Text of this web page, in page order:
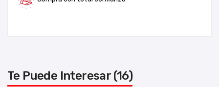
Te Puede Interesar (16)